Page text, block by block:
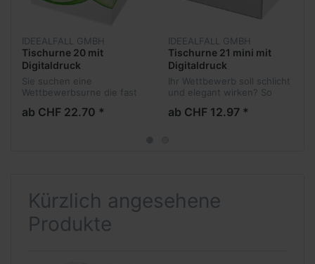
IDEEALFALL GMBH
Tischurne 20 mit
Digitaldruck
Sie suchen eine
Wettbewerbsurne die fast
Keine andere Urne hat
ab CHF 22.70 *
IDEEALFALL GMBH
Tischurne 21 mini mit
Digitaldruck
Ihr Wettbewerb soll schlicht
und elegant wirken? So
21 mini mit Digitaldruck
ab CHF 12.97 *
Kürzlich angesehene
Produkte